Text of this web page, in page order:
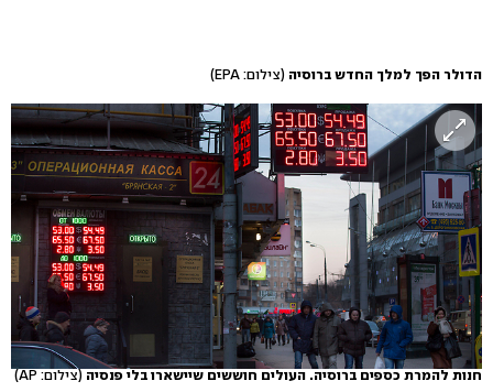
הדולר הפך למלך החדש ברוסיה (צילום: EPA)
חנות להמרת כספים ברוסיה. העולים חוששים שיישארו בלי פנסיה(צילום: AP)